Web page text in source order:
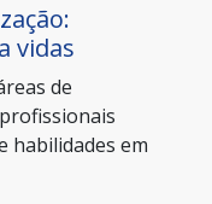
vidas
de
habilidades em